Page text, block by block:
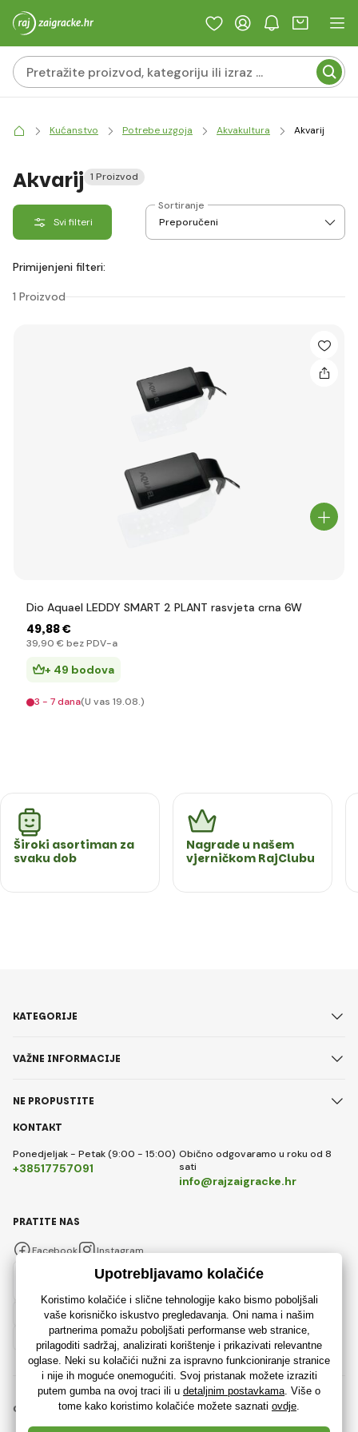
Kućanstvo Potrebe uzgoja Akvakultura Akvarij
Akvarij 1 Proizvod
Svi filteri
Sortiranje
Primijenjeni filteri:
1 Proizvod
Dio Aquael LEDDY SMART 2 PLANT rasvjeta crna 6W
49,88 €
39,90 € bez PDV-a
+ 49 bodova
3 - 7 dana(U vas 19.08.)
Široki asortiman za
svaku dob
Nagrade u našem
vjerničkom RajClubu
KONTAKT
Ponedjeljak - Petak (9:00 - 15:00)
+38517757091
Obično odgovaramo u roku od 8
sati
info@rajzaigracke.hr
KATEGORIJE
VAŽNE INFORMACIJE
NE PROPUSTITE
PRATITE NAS
Facebook Instagram
© 2018 - 2026 Rajzaigracke.hr, Sva prava pridržana